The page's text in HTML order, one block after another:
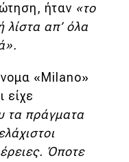
ήταν «το
λίστα απ’ όλα
«Milano»
είχε
τα πράγματα
Όποτε